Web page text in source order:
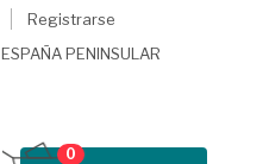
Registrarse
ESPAÑA PENINSULAR
0